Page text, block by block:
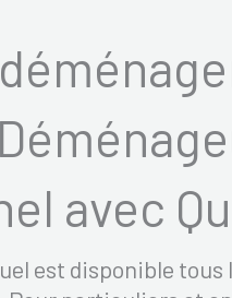
avec
est disponible tous